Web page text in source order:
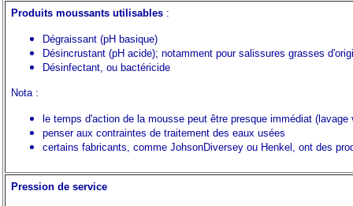
Produits moussants utilisables :
Dégraissant (pH basique)
Désincrustant (pH acide); notamment pour salissures grasses
Désinfectant, ou bactéricide
Nota :
le temps d'action de la mousse peut être presque immédiat
penser aux contraintes de traitement des eaux usées
certains fabricants, comme JohsonDiversey ou Henkel, ont des
Pression de service